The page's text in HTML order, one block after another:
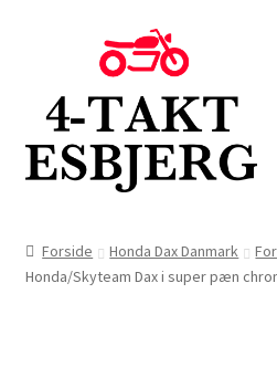
navigation
indhold
Butik
Forside Honda Dax Danmark
Honda/Skyteam Dax i super pæn